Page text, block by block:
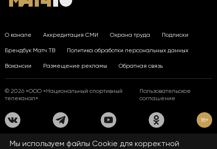
О канале Аккредитация СМИ Охрана труда Подписки
Брендбук Матч ТВ Политика обработки персональных данных
Вакансии Размещение рекламы Обратная связь
© 2026 «ООО «Национальный спортивный
телеканал»
Пользовательское
соглашение
18+
На сайте применяются рекомендательные технологии. Подробнее
Мы используем файлы Сookie для корректной